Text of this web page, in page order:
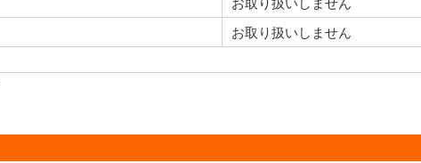
お取り扱いしません